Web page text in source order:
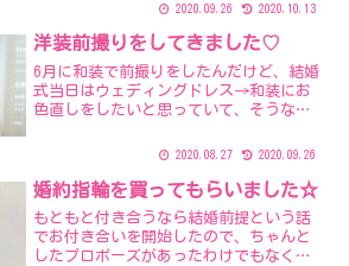
とになった経緯）披露宴会場が持ち込み
不可だったのでお色直しは諦めたけど、
その時にイメージしていた...
2020.09.26 2020.10.13
洋装前撮りをしてきました♡
6月に和装で前撮りをしたんだけど、結婚
式当日はウェディングドレス→和装にお
色直しをしたいと思っていて、そうなる
なるから、ドレスでの写真も撮りたいな
やる方向でいくことにし...
2020.08.27 2020.09.26
婚約指輪を買ってもらいました☆
もともと付き合うなら結婚前提という話
でお付き合いを開始したので、ちゃんと
したプロポーズがあったわけでもなく、